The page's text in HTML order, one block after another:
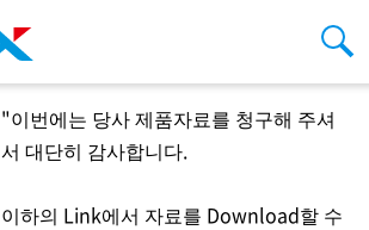
검
"이번에는 당사 제품자료를 청구해 주셔
서 대단히 감사합니다.
이하의 Link에서 자료를 Download할 수